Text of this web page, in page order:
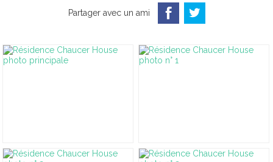
Partager avec un ami